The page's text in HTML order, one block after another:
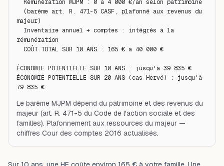
majeur)
rémunération
ÉCONOMIE POTENTIELLE SUR 10 ANS : jusqu'à 39 835 €
ÉCONOMIE POTENTIELLE SUR 20 ANS (cas Hervé) : jusqu'à
79 835 €
Le barème MJPM dépend du patrimoine et des revenus du
majeur (art. R. 471-5 du Code de l'action sociale et des
familles). Plafonnement aux ressources du majeur —
chiffres Cour des comptes 2016 actualisés.